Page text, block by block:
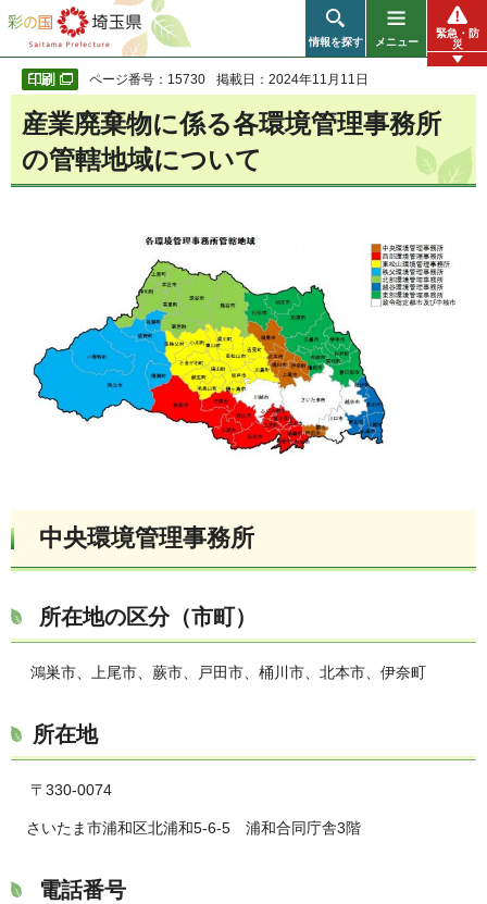
彩の国 埼玉県
情報を探す メニュー
緊急・防
災
ページ番号：15730 掲載日：2024年11月11日
産業廃棄物に係る各環境管理事務所
の管轄地域について
中央環境管理事務所
所在地の区分（市町）
鴻巣市、上尾市、蕨市、戸田市、桶川市、北本市、伊奈町
所在地
〒330-0074
さいたま市浦和区北浦和5-6-5 浦和合同庁舎3階
電話番号